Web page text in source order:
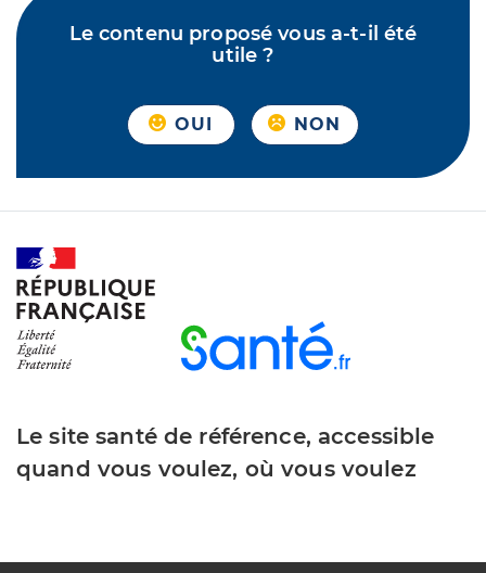
Le contenu proposé vous a-t-il été
utile ?
OUI NON
Le site santé de référence, accessible
quand vous voulez, où vous voulez